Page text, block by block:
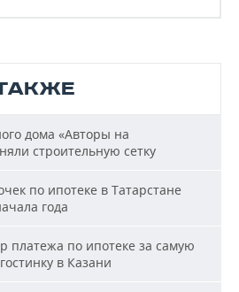
дома «Авторы на
строительную сетку
по ипотеке в Татарстане
года
платежа по ипотеке за самую
в Казани